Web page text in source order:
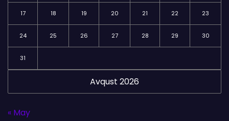
Avqust 2026
17 18 19 20 21 22 23
24 25 26 27 28 29 30
31
« May